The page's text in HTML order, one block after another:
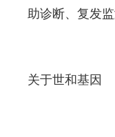
助诊断、复发
关于世和基因